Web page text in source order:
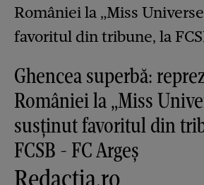
Ghencea superbă:
României la „Miss
susținut favoritul din
FCSB - FC Argeș
Redactia.ro